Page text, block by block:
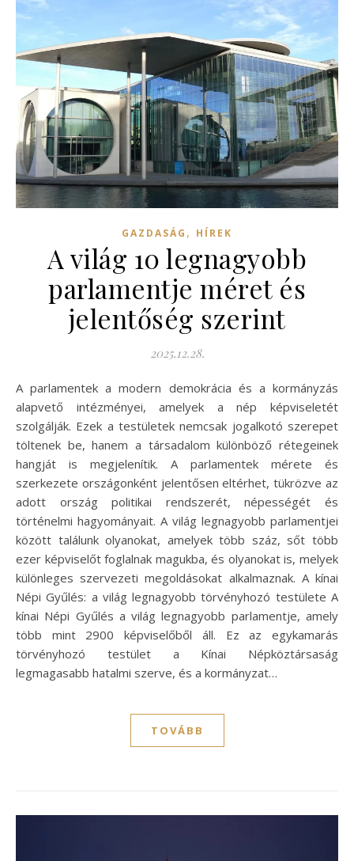
GAZDASÁG , HÍREK
A világ 10 legnagyobb
parlamentje méret és
jelentőség szerint
2025.12.28.
A parlamentek a modern demokrácia és a kormányzás
alapvető intézményei, amelyek a nép képviseletét
szolgálják. Ezek a testületek nemcsak jogalkotó szerepet
töltenek be, hanem a társadalom különböző rétegeinek
hangját is megjelenítik. A parlamentek mérete és
szerkezete országonként jelentősen eltérhet, tükrözve az
adott ország politikai rendszerét, népességét és
történelmi hagyományait. A világ legnagyobb parlamentjei
között találunk olyanokat, amelyek több száz, sőt több
ezer képviselőt foglalnak magukba, és olyanokat is, melyek
különleges szervezeti megoldásokat alkalmaznak. A kínai
Népi Gyűlés: a világ legnagyobb törvényhozó testülete A
kínai Népi Gyűlés a világ legnagyobb parlamentje, amely
több mint 2900 képviselőből áll. Ez az egykamarás
törvényhozó testület a Kínai Népköztársaság
legmagasabb hatalmi szerve, és a kormányzat…
TOVÁBB